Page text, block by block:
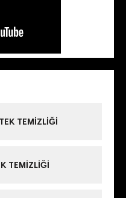
TEMIZLIĞI
TEMIZLIĞI